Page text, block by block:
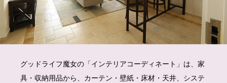
グッドライフ魔女の「インテリアコーディネート」は、家
具・収納用品から、カーテン・壁紙・床材・天井、システ